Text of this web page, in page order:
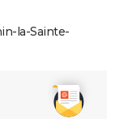
la-Sainte-